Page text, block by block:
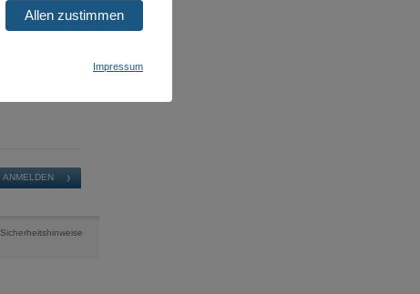
Sicherheitshinweise
Allen zustimmen
Impressum